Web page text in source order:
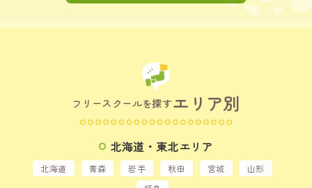
フリースクールを探すエリア別
北海道・東北エリア
北海道 青森 岩手 秋田 宮城
山形